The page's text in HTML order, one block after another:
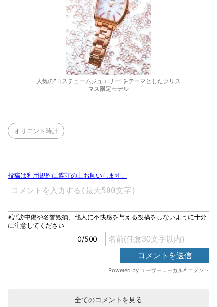
人気の"コスチュームジュエリー"をテーマとしたクリス
マス限定モデル
オリエント時計
全てのコメントを見る